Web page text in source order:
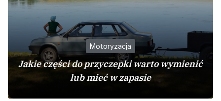
Motoryzacja
Jakie części do przyczepki warto wymienić
lub mieć w zapasie